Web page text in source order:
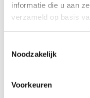
informatie die u aan
verzameld op basis
Noodzakelijk
Voorkeuren